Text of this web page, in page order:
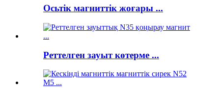
Осьтік магниттік жоғары ...
Реттелген зауыт көтерме ...